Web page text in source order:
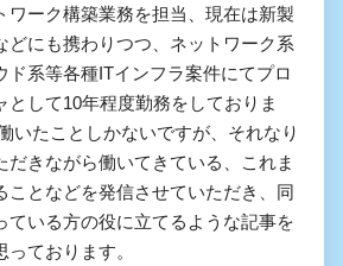
ワーク構築業務を担当、現在は新製
どにも携わりつつ、ネットワーク系
ド系等各種ITインフラ案件にてプロ
として10年程度勤務をしておりま
いたことしかないですが、それなり
だきながら働いてきている、これま
ことなどを発信させていただき、同
ている方の役に立てるような記事を
ております。